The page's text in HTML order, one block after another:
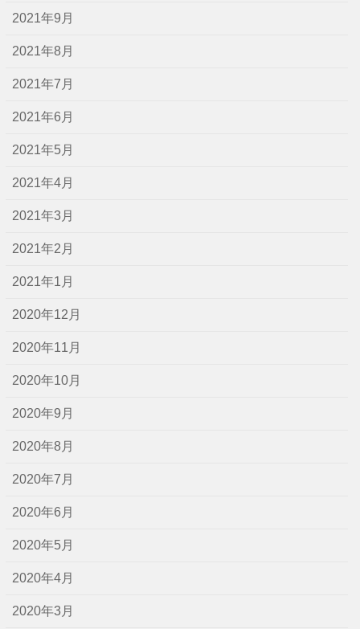
2021年9月
2021年8月
2021年7月
2021年6月
2021年5月
2021年4月
2021年3月
2021年2月
2021年1月
2020年12月
2020年11月
2020年10月
2020年9月
2020年8月
2020年7月
2020年6月
2020年5月
2020年4月
2020年3月